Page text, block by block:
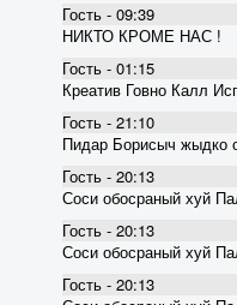
Гость - 09:39
НИКТО КРОМЕ НАС !
Гость - 01:15
Креатив Говно Калл
Гость - 21:10
Пидар Борисыч жыдко
Гость - 20:13
Соси обосраный хуй
Гость - 20:13
Соси обосраный хуй
Гость - 20:13